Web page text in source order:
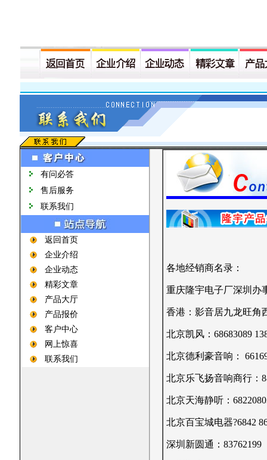
有问必答
售后服务
联系我们
返回首页
企业介绍
企业动态
精彩文章
产品大厅
产品报价
客户中心
网上惊喜
联系我们
各地经销商名录：
重庆隆宇电子厂深圳办
香港：影音居九龙旺角
北京凯风：68683089
北京德利豪音响：
北京乐飞扬音响商行：
北京天海静听：
北京百宝城电器?6842
深圳新圆通：83762199